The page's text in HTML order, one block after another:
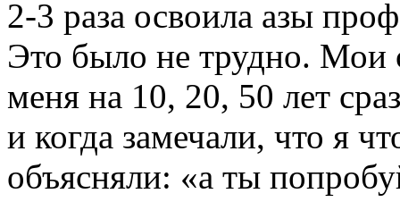
2-3 раза освоила азы
Это было не трудно. Мои
меня на 10, 20, 50 лет
и когда замечали, что я
объясняли: «а ты